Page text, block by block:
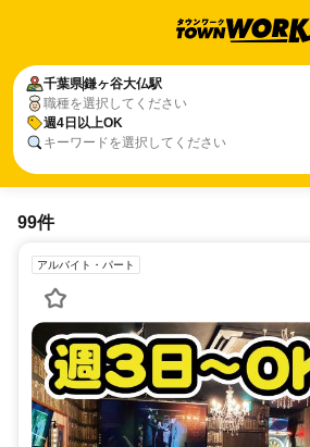
千葉県鎌ヶ谷大仏駅
職種を選択してください
週4日以上OK
キーワードを選択してください
99件
アルバイト・パート